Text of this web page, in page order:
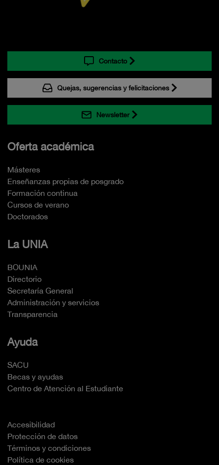
Contacto
Quejas, sugerencias y felicitaciones
Newsletter
Oferta académica
Másteres
Enseñanzas propias de posgrado
Formación continua
Cursos de verano
Doctorados
La UNIA
BOUNIA
Directorio
Secretaría General
Administración y servicios
Transparencia
Ayuda
SACU
Becas y ayudas
Centro de Atención al Estudiante
Accesibilidad
Protección de datos
Términos y condiciones
Política de cookies